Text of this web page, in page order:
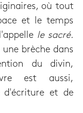
où tout
et le temps
le sacré.
brèche dans
du divin,
est aussi,
d'écriture et de